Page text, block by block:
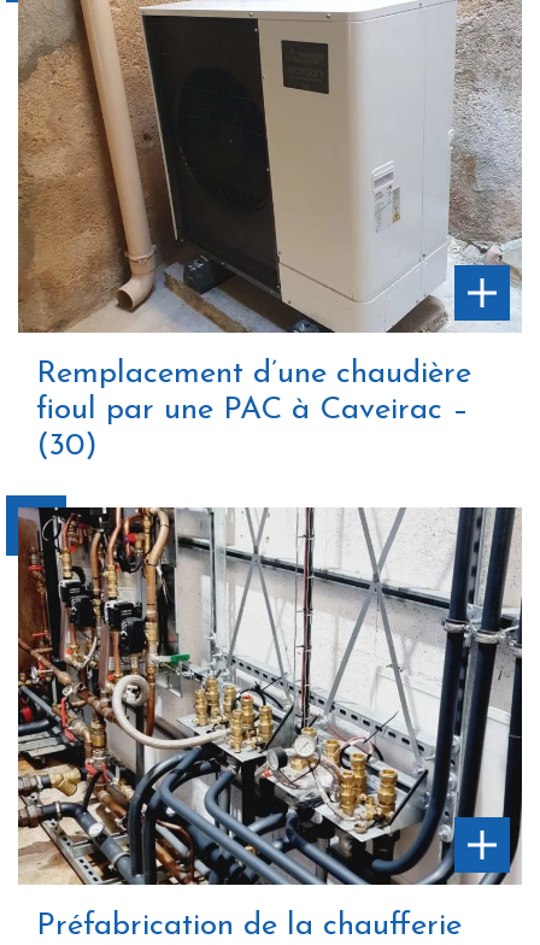
Remplacement d’une chaudière
fioul par une PAC à Caveirac –
(30)
Préfabrication de la chaufferie